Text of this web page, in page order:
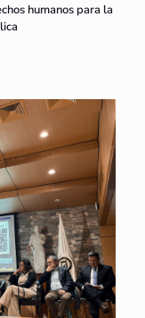
humanos para la